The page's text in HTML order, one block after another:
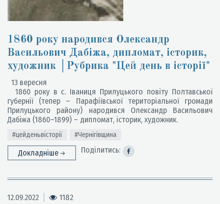
1860 року народився Олександр
Васильович Дабіжа, дипломат, історик,
художник │Рубрика "Цей день в історії"
13 вересня
1860 року в с. Іваниця Прилуцького повіту Полтавської
губернії (тепер – Парафіївської територіальної громади
Прилуцького району) народився Олександр Васильович
Дабіжа (1860–1899) – дипломат, історик, художник.
#цейденьвісторії #Чернігівщина
Докладніше Поділитись:
12.09.2022 1182